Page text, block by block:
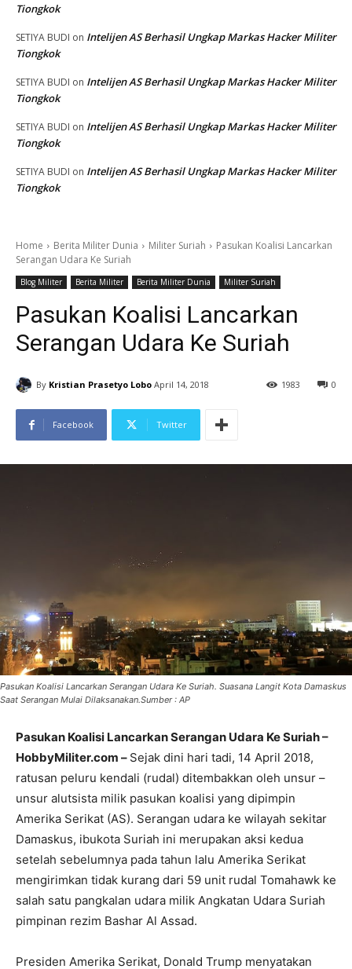
Tiongkok
SETIYA BUDI on Intelijen AS Berhasil Ungkap Markas Hacker Militer
Tiongkok
SETIYA BUDI on Intelijen AS Berhasil Ungkap Markas Hacker Militer
Tiongkok
SETIYA BUDI on Intelijen AS Berhasil Ungkap Markas Hacker Militer
Tiongkok
SETIYA BUDI on Intelijen AS Berhasil Ungkap Markas Hacker Militer
Tiongkok